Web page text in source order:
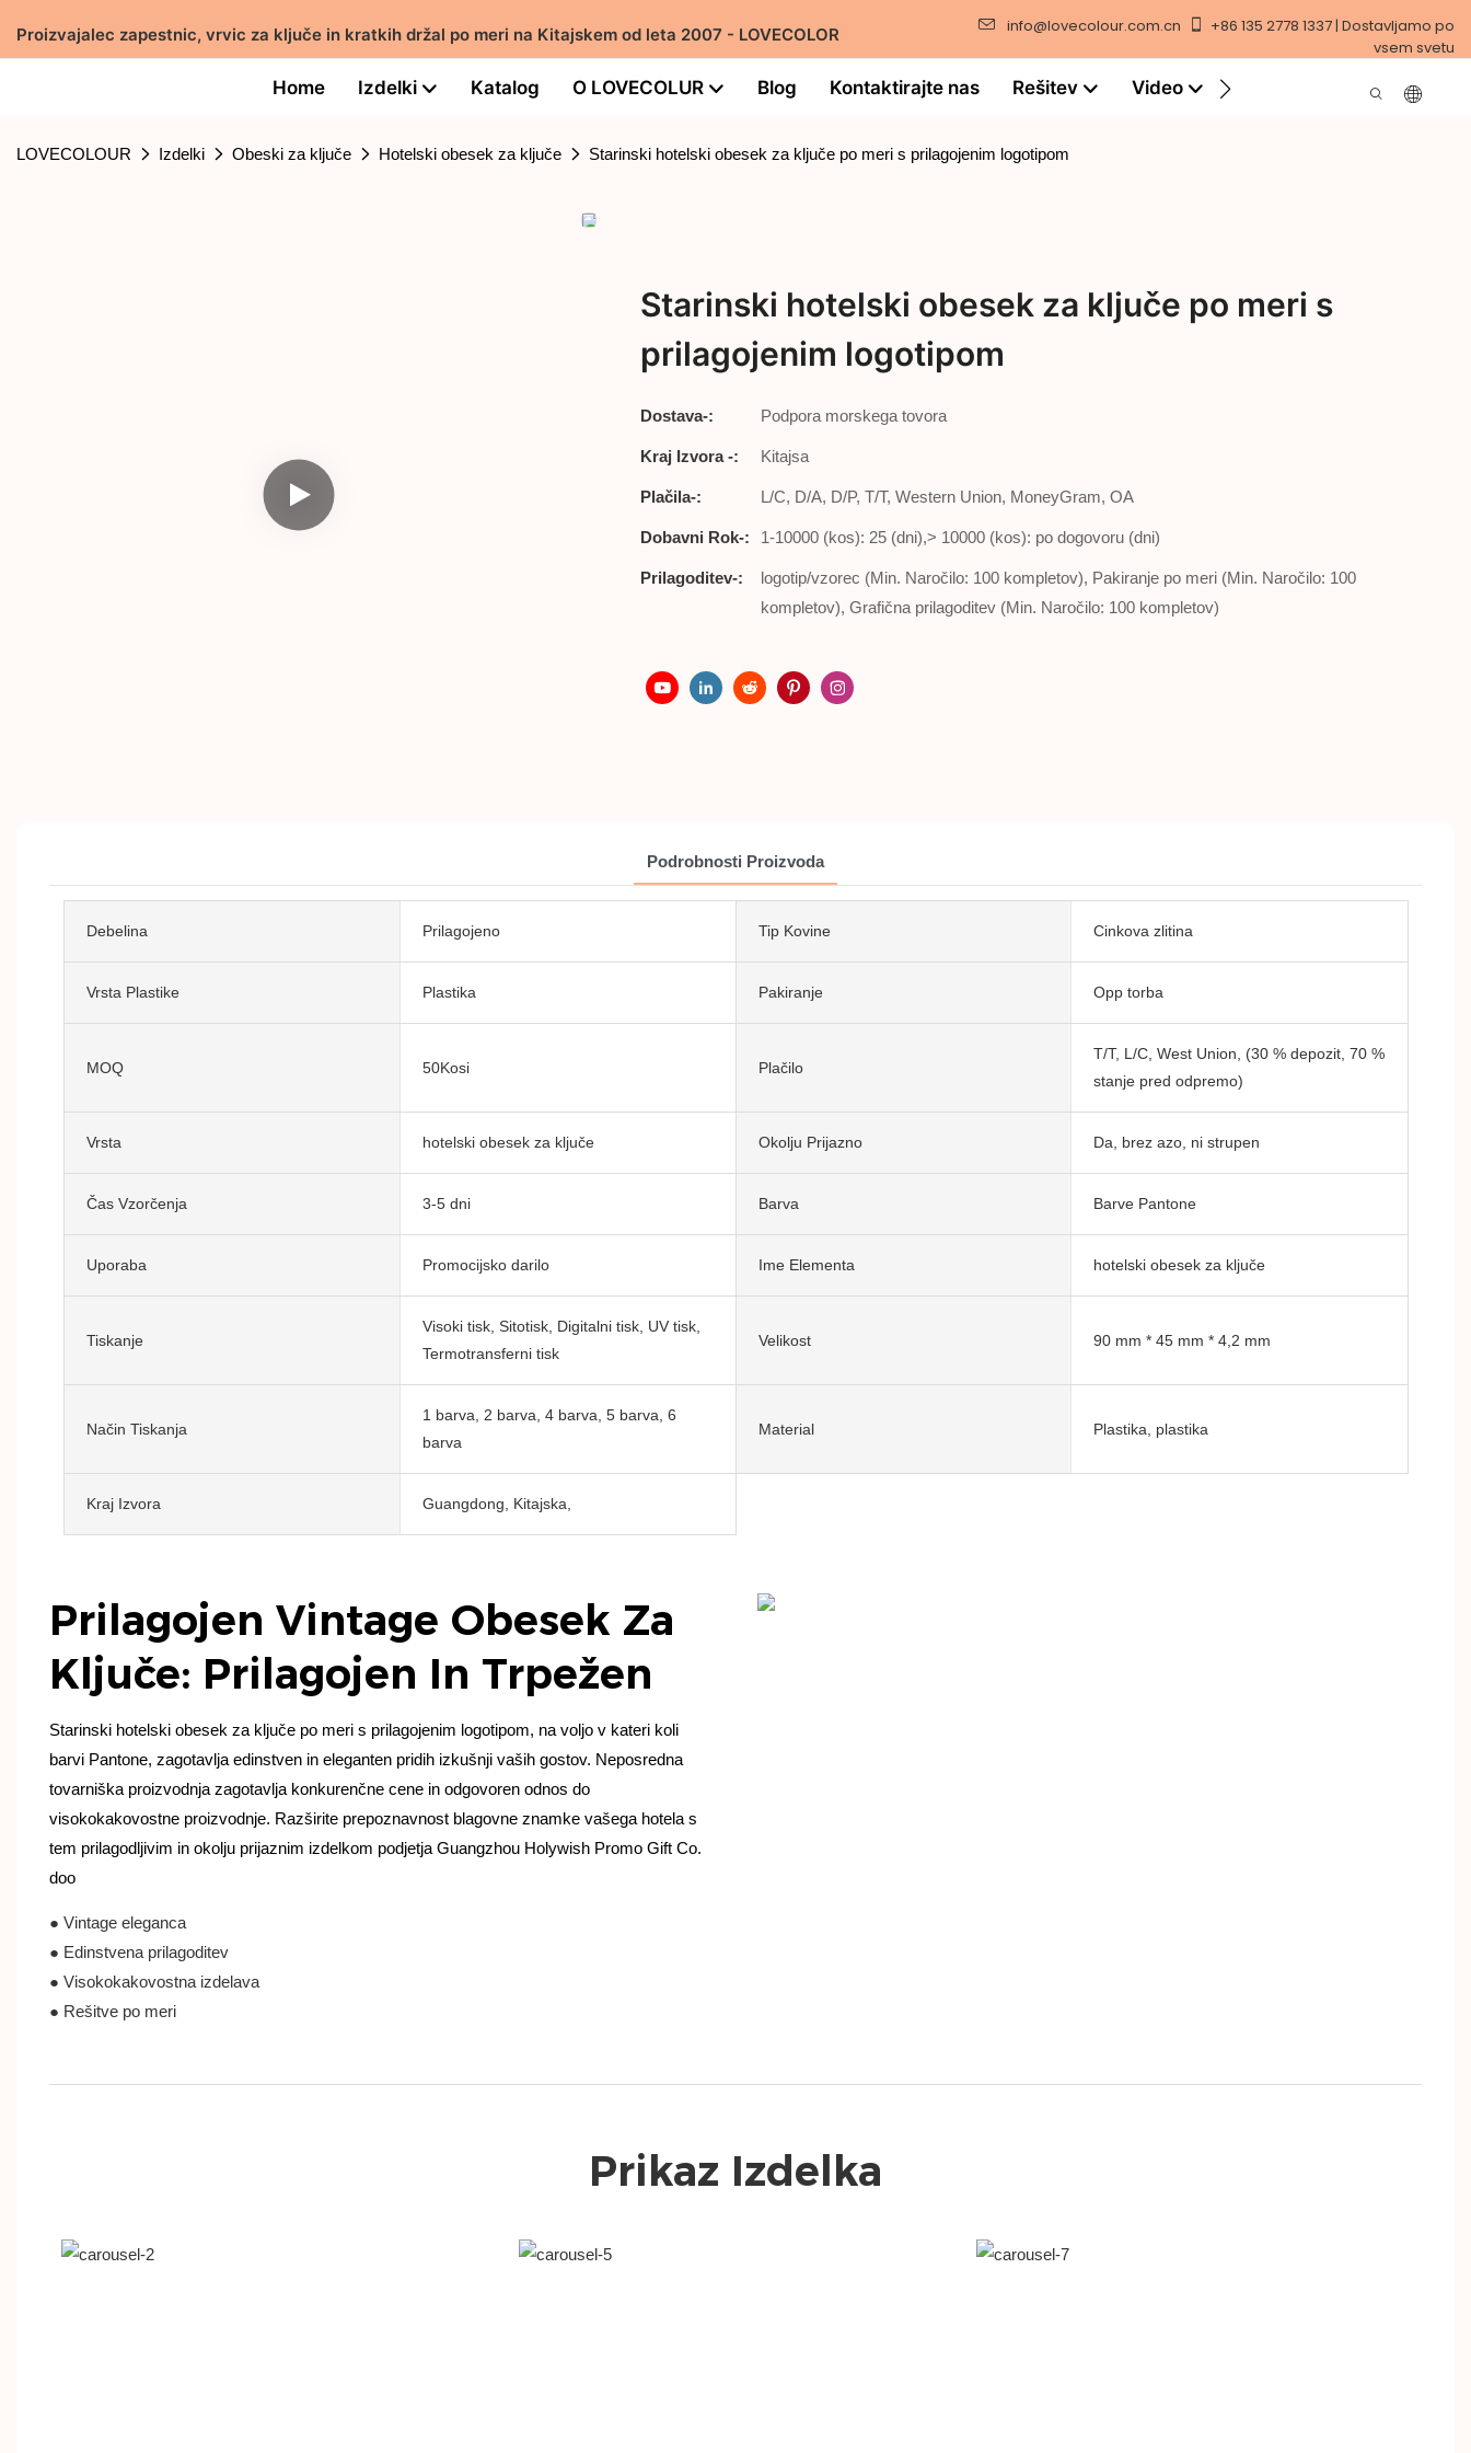
Proizvajalec zapestnic, vrvic za ključe in kratkih držal po meri na Kitajskem od leta 2007 - LOVECOLOR info@lovecolour.com.cn
+86 135 2778 1337 | Dostavljamo po
vsem svetu
Home Izdelki Katalog O LOVECOLUR Blog Kontaktirajte nas Rešitev Video
LOVECOLOUR Izdelki Obeski za ključe Hotelski obesek za ključe Starinski hotelski obesek za ključe po meri s prilagojenim logotipom
Starinski hotelski obesek za ključe po meri s
prilagojenim logotipom
Dostava-: Podpora morskega tovora
Kraj Izvora -: Kitajsa
Plačila-: L/C, D/A, D/P, T/T, Western Union, MoneyGram, OA
Dobavni Rok-: 1-10000 (kos): 25 (dni),> 10000 (kos): po dogovoru (dni)
Prilagoditev-:
logotip/vzorec (Min. Naročilo: 100 kompletov), ​​Pakiranje po meri (Min. Naročilo: 100
kompletov), ​​Grafična prilagoditev (Min. Naročilo: 100 kompletov)
Podrobnosti Proizvoda
Debelina Prilagojeno Tip Kovine Cinkova zlitina
Vrsta Plastike Plastika Pakiranje Opp torba
MOQ 50Kosi Plačilo
T/T, L/C, West Union, (30 % depozit, 70 %
stanje pred odpremo)
Vrsta hotelski obesek za ključe Okolju Prijazno Da, brez azo, ni strupen
Čas Vzorčenja 3-5 dni Barva Barve Pantone
Uporaba Promocijsko darilo Ime Elementa hotelski obesek za ključe
Tiskanje
Visoki tisk, Sitotisk, Digitalni tisk, UV tisk,
Termotransferni tisk
Velikost 90 mm * 45 mm * 4,2 mm
Način Tiskanja
1 barva, 2 barva, 4 barva, 5 barva, 6
barva
Material Plastika, plastika
Kraj Izvora Guangdong, Kitajska,
Prilagojen Vintage Obesek Za
Ključe: Prilagojen In Trpežen
Starinski hotelski obesek za ključe po meri s prilagojenim logotipom, na voljo v kateri koli
barvi Pantone, zagotavlja edinstven in eleganten pridih izkušnji vaših gostov. Neposredna
tovarniška proizvodnja zagotavlja konkurenčne cene in odgovoren odnos do
visokokakovostne proizvodnje. Razširite prepoznavnost blagovne znamke vašega hotela s
tem prilagodljivim in okolju prijaznim izdelkom podjetja Guangzhou Holywish Promo Gift Co.
doo
● Vintage eleganca
● Edinstvena prilagoditev
● Visokokakovostna izdelava
● Rešitve po meri
Prikaz Izdelka